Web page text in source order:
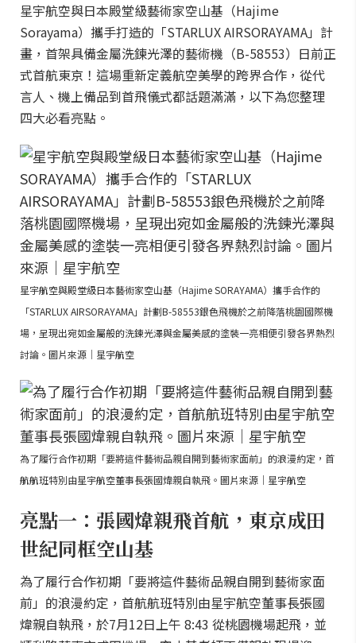
星宇航空與日本殿堂級藝術家空山基（Hajime
Sorayama）攜手打造的「STARLUX AIRSORAYAMA」計
畫，首架具備金屬洗鍊光澤的藝術機（B-58553）日前正
式首航東京！這場重新定義航空美學的跨界合作，從代
言人、機上備品到首飛儀式都話題滿滿，以下為您整理
四大必看亮點。
星宇航空與殿堂級日本藝術家空山基（Hajime SORAYAMA）攜手合作的
「STARLUX AIRSORAYAMA」計劃B-58553銀色飛機於之前降落桃園國際機
場，呈現出宛如金屬般的洗鍊光澤與金屬美感的塗裝一亮相便引發各界熱烈
討論。圖片來源｜星宇航空
為了履行合作初期「要將這件藝術品親自開到藝術家面前」的浪漫約定，首
航航班特別由星宇航空董事長張國煒親自執飛。圖片來源｜星宇航空
亮點一：張國煒親飛首航，東京成田
世紀同框空山基
為了履行合作初期「要將這件藝術品親自開到藝術家面
前」的浪漫約定，首航航班特別由星宇航空董事長張國
煒親自執飛，於7月12日上午 8:43 從桃園機場起飛，並